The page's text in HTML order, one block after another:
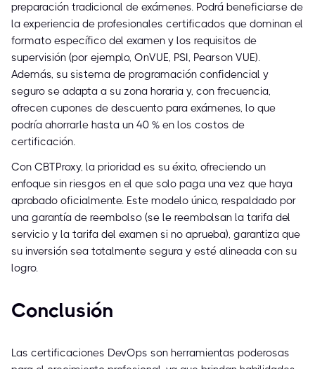
preparación tradicional de exámenes. Podrá beneficiarse de
la experiencia de profesionales certificados que dominan el
formato específico del examen y los requisitos de
supervisión (por ejemplo, OnVUE, PSI, Pearson VUE).
Además, su sistema de programación confidencial y
seguro se adapta a su zona horaria y, con frecuencia,
ofrecen cupones de descuento para exámenes, lo que
podría ahorrarle hasta un 40 % en los costos de
certificación.
Con CBTProxy, la prioridad es su éxito, ofreciendo un
enfoque sin riesgos en el que solo paga una vez que haya
aprobado oficialmente. Este modelo único, respaldado por
una garantía de reembolso (se le reembolsan la tarifa del
servicio y la tarifa del examen si no aprueba), garantiza que
su inversión sea totalmente segura y esté alineada con su
logro.
Conclusión
Las certificaciones DevOps son herramientas poderosas